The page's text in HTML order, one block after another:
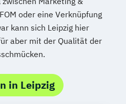
oder eine Verknüpfung
kann sich Leipzig hier
aber mit der Qualität der
in Leipzig